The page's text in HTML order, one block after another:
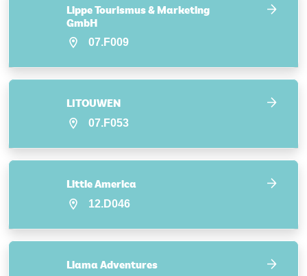
Lippe Tourismus & Marketing
GmbH
07.F009
LITOUWEN
07.F053
Little America
12.D046
Llama Adventures